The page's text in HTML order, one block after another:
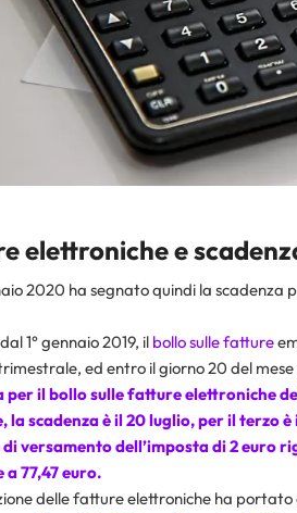
elettroniche e
2020 ha segnato quindi la
1° gennaio 2019, il bollo sulle fatture
ed entro il giorno 20 del
per il bollo sulle fatture elettroniche
la scadenza è il 20 luglio, per il terzo
di versamento dell’imposta di 2 euro
77,47 euro.
delle fatture elettroniche ha